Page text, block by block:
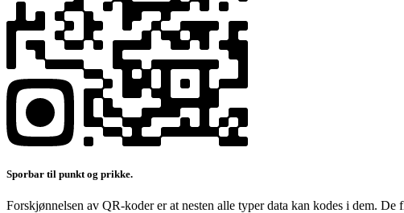
Sporbar til punkt og prikke.
Forskjønnelsen av QR-koder er at nesten alle typer data kan kodes i dem.